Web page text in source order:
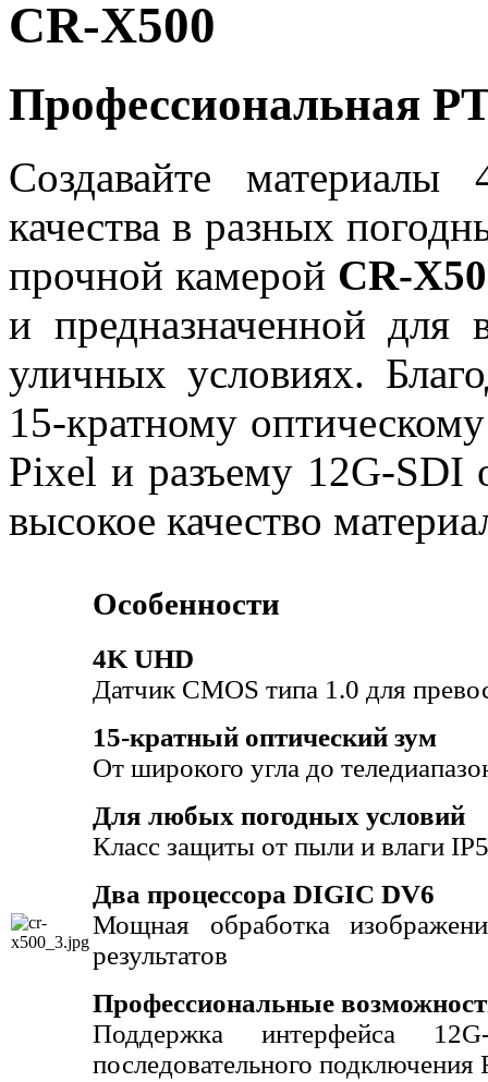
CR-X500
Профессиональная
Создавайте
качества в разных
прочной камерой CR-
и предназначенной для
уличных условиях.
15-кратному
Pixel и разъему 12G-SDI
высокое качество
Особенности
4K UHD
Датчик CMOS типа 1.0 для
15-кратный оптический зум
От широкого угла до
Для любых погодных условий
Класс защиты от пыли и влаги
Два процессора DIGIC DV6
Мощная обработка
результатов
Профессиональные
Поддержка интерфейса
последовательного подключения